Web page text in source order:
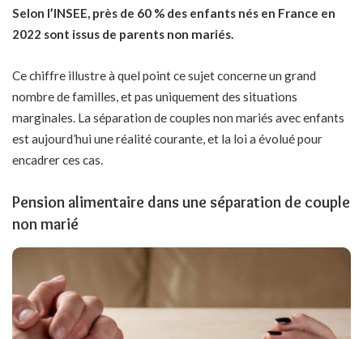
Selon l’INSEE, près de 60 % des enfants nés en France en
2022 sont issus de parents non mariés.
Ce chiffre illustre à quel point ce sujet concerne un grand
nombre de familles, et pas uniquement des situations
marginales. La séparation de couples non mariés avec enfants
est aujourd’hui une réalité courante, et la loi a évolué pour
encadrer ces cas.
Pension alimentaire dans une séparation de couple
non marié